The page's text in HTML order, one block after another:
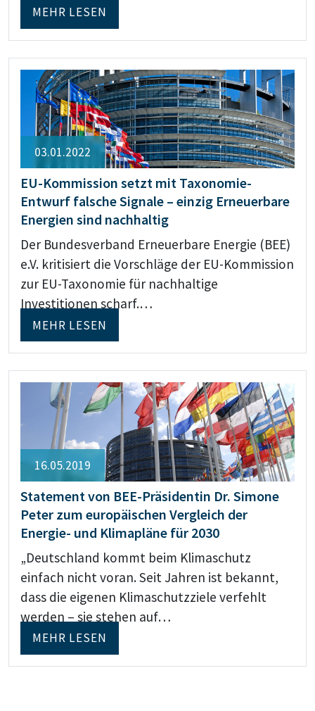
MEHR LESEN
03.01.2022
EU-Kommission setzt mit Taxonomie-
Entwurf falsche Signale – einzig Erneuerbare
Energien sind nachhaltig
Der Bundesverband Erneuerbare Energie (BEE)
e.V. kritisiert die Vorschläge der EU-Kommission
zur EU-Taxonomie für nachhaltige
Investitionen scharf.…
MEHR LESEN
16.05.2019
Statement von BEE-Präsidentin Dr. Simone
Peter zum europäischen Vergleich der
Energie- und Klimapläne für 2030
„Deutschland kommt beim Klimaschutz
einfach nicht voran. Seit Jahren ist bekannt,
dass die eigenen Klimaschutzziele verfehlt
werden – sie stehen auf…
MEHR LESEN